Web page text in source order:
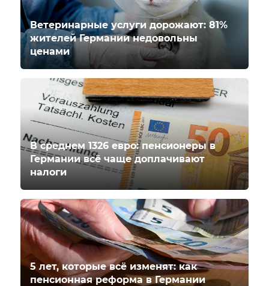
Ветеринарные услуги дорожают: 81%
жителей Германии недовольны
ценами
В среднем 1326 евро: пенсионеры в
Германии всё чаще доплачивают
налоги
5 лет, которые всё изменят: как
пенсионная реформа в Германии